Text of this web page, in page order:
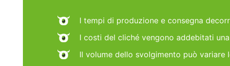
I tempi di produzione e consegna
I costi del cliché vengono addebitati
Il volume dello svolgimento può variare